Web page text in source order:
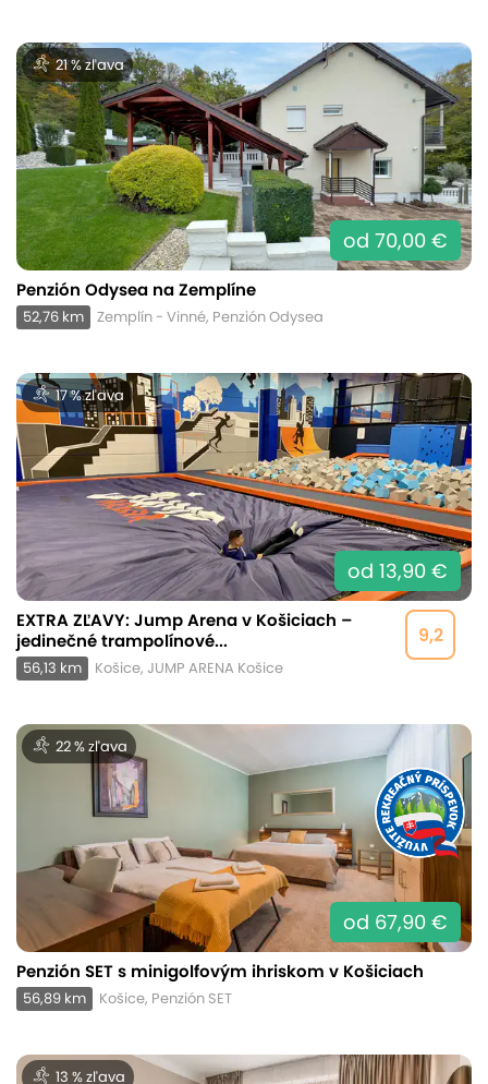
21 % zľava
od 70,00 €
Penzión Odysea na Zemplíne
52,76 km Zemplín - Vinné, Penzión Odysea
17 % zľava
od 13,90 €
9,2
EXTRA ZĽAVY: Jump Arena v Košiciach –
jedinečné trampolínové...
56,13 km Košice, JUMP ARENA Košice
22 % zľava
od 67,90 €
Penzión SET s minigolfovým ihriskom v Košiciach
56,89 km Košice, Penzión SET
13 % zľava